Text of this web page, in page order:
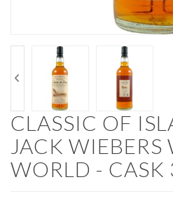
CLASSIC OF
JACK WIEBERS
WORLD -